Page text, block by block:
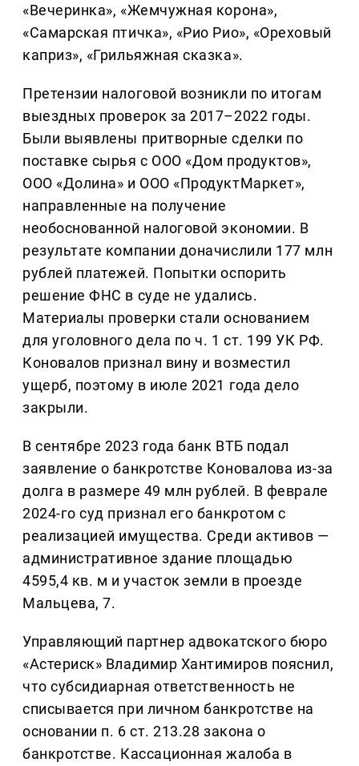
«Вечеринка», «Жемчужная корона»,
«Самарская птичка», «Рио Рио», «Ореховый
каприз», «Грильяжная сказка».
Претензии налоговой возникли по итогам
выездных проверок за 2017–2022 годы.
Были выявлены притворные сделки по
поставке сырья с ООО «Дом продуктов»,
ООО «Долина» и ООО «ПродуктМаркет»,
направленные на получение
необоснованной налоговой экономии. В
результате компании доначислили 177 млн
рублей платежей. Попытки оспорить
решение ФНС в суде не удались.
Материалы проверки стали основанием
для уголовного дела по ч. 1 ст. 199 УК РФ.
Коновалов признал вину и возместил
ущерб, поэтому в июле 2021 года дело
закрыли.
В сентябре 2023 года банк ВТБ подал
заявление о банкротстве Коновалова из-за
долга в размере 49 млн рублей. В феврале
2024-го суд признал его банкротом с
реализацией имущества. Среди активов —
административное здание площадью
4595,4 кв. м и участок земли в проезде
Мальцева, 7.
Управляющий партнер адвокатского бюро
«Астериск» Владимир Хантимиров пояснил,
что субсидиарная ответственность не
списывается при личном банкротстве на
основании п. 6 ст. 213.28 закона о
банкротстве. Кассационная жалоба в